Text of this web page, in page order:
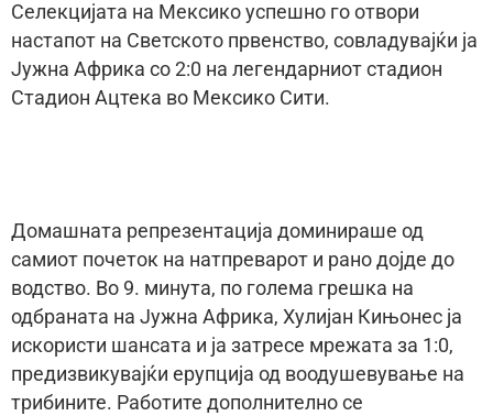
Селекцијата на Мексико успешно го отвори
настапот на Светското првенство, совладувајќи ја
Јужна Африка со 2:0 на легендарниот стадион
Стадион Ацтека во Мексико Сити.
Домашната репрезентација доминираше од
самиот почеток на натпреварот и рано дојде до
водство. Во 9. минута, по голема грешка на
одбраната на Јужна Африка, Хулијан Кињонес ја
искористи шансата и ја затресе мрежата за 1:0,
предизвикувајќи ерупција од воодушевување на
трибините. Работите дополнително се